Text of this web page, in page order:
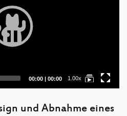
Current
00:00 | Total
00:00 1.00x
und Abnahme eines